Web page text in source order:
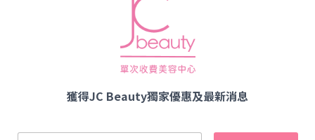
獲得JC Beauty獨家優惠及最新消息